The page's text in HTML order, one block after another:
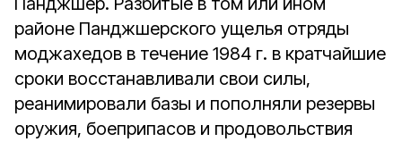
районе Панджшерского ущелья отряды
моджахедов в течение 1984 г. в кратчайшие
сроки восстанавливали свои силы,
реанимировали базы и пополняли резервы
оружия, боепри­пасов и продовольствия